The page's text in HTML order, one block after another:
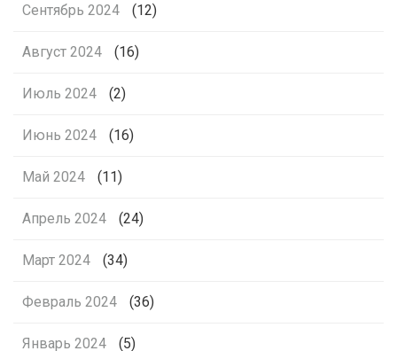
Сентябрь 2024 (12)
Август 2024 (16)
Июль 2024 (2)
Июнь 2024 (16)
Май 2024 (11)
Апрель 2024 (24)
Март 2024 (34)
Февраль 2024 (36)
Январь 2024 (5)